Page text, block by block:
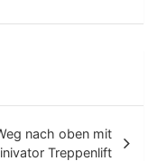
nach oben mit
Treppenlift